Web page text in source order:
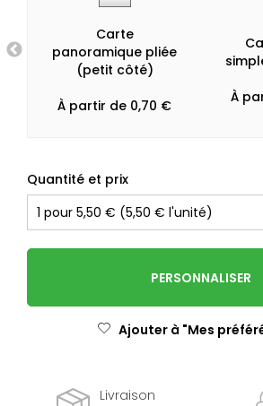
Carte
panoramique pliée
(petit côté)
À partir de 0,70 €
À
Quantité et prix
PERSONNALISER
Ajouter à "Mes
Livraison